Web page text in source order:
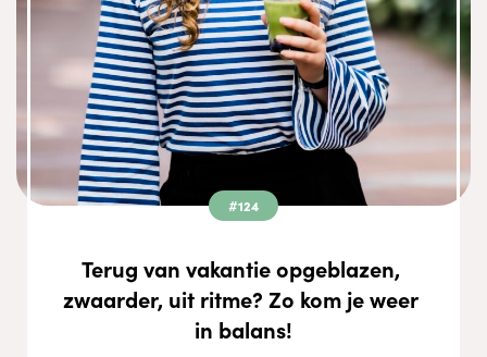
#124
Terug van vakantie opgeblazen,
zwaarder, uit ritme? Zo kom je weer
in balans!